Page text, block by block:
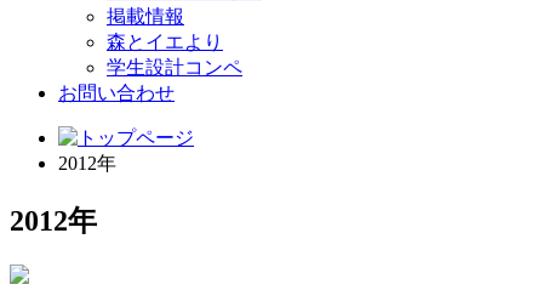
掲載情報
森とイエより
学生設計コンペ
お問い合わせ
2012年
2012年